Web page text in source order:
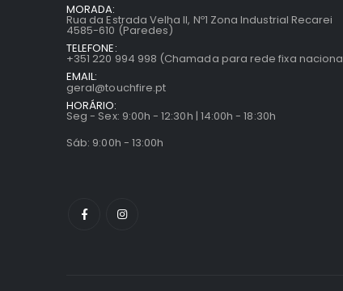
MORADA:
Rua da Estrada Velha II, Nº1 Zona Industrial Recarei
4585-610 (Paredes)
TELEFONE:
+351 220 994 998 (Chamada para rede fixa
EMAIL:
geral@touchfire.pt
HORÁRIO:
Seg - Sex: 9:00h - 12:30h | 14:00h - 18:30h
Sáb: 9:00h - 13:00h